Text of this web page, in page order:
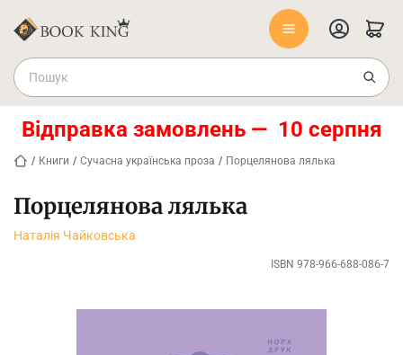
Відправка замовлень — 10 серпня
/ Книги / Сучасна українська проза / Порцелянова лялька
Порцелянова лялька
Наталія Чайковська
ISBN 978-966-688-086-7